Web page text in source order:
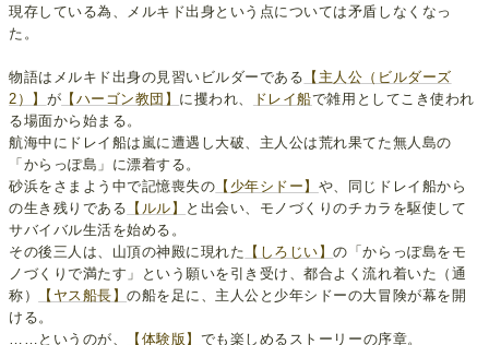
現存している為、メルキド出身という点については矛盾しなくなっ
た。
物語はメルキド出身の見習いビルダーである 【主人公（ビルダーズ
2）】 が 【ハーゴン教団】 に攫われ、 ドレイ船で雑用としてこき使われ
る場面から始まる。
航海中にドレイ船は嵐に遭遇し大破、主人公は荒れ果てた無人島の
「からっぽ島」に漂着する。
砂浜をさまよう中で記憶喪失の 【少年シドー】 や、同じドレイ船から
の生き残りである 【ルル】
と出会い、モノづくりのチカラを駆使して
サバイバル生活を始める。
その後三人は、山頂の神殿に現れた 【しろじい】の「からっぽ島をモ
ノづくりで満たす」という願いを引き受け、都合よく流れ着いた（通
称）
【ヤス船長】の船を足に、主人公と少年シドーの大冒険が幕を開
ける。
……というのが、
【体験版】 でも楽しめるストーリーの序章。